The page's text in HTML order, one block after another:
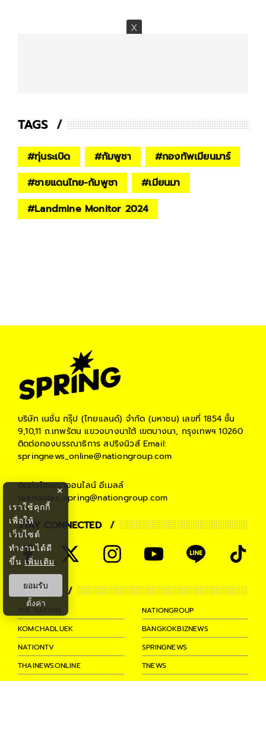
TAGS
#ทุ่นระเบิด #กัมพูชา #กองทัพเมียนมาร์
#ชายแดนไทย-กัมพูชา #เมียนมา
#Landmine Monitor 2024
บริษัท เนชั่น กรุ๊ป (ไทยแลนด์) จำกัด (มหาชน) เลขที่ 1854 ชั้น
9,10,11 ถ.เทพรัตน แขวงบางนาใต้ เขตบางนา, กรุงเทพฯ 10260
ติดต่อกองบรรณาธิการ สปริงนิวส์Email:
springnews_online@nationgroup.com
ติดต่อโฆษณาออนไลน์ อีเมลล์
teamsales_spring@nationgroup.com
STAY CONNECTED
PARTNER
THE NATION
NATIONGROUP
KOMCHADLUEK
BANGKOKBIZNEWS
NATIONTV
SPRINGNEWS
THAINEWSONLINE
TNEWS
THANSETTAKIJ
×
เราใช้คุกกี้
เพื่อให้
เว็บไซต์
ทำงานได้ดี
ขึ้น เพิ่มเติม
ยอมรับ
ตั้งค่า